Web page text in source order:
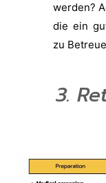
werden?
die ein
zu
3.